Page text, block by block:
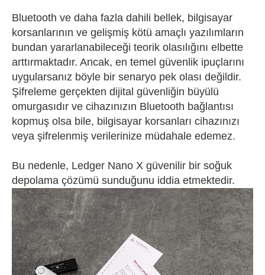
Bluetooth ve daha fazla dahili bellek, bilgisayar
korsanlarının ve gelişmiş kötü amaçlı yazılımların
bundan yararlanabileceği teorik olasılığını elbette
arttırmaktadır. Ancak, en temel güvenlik ipuçlarını
uygularsanız böyle bir senaryo pek olası değildir.
Şifreleme gerçekten dijital güvenliğin büyülü
omurgasıdır ve cihazınızın Bluetooth bağlantısı
kopmuş olsa bile, bilgisayar korsanları cihazınızı
veya şifrelenmiş verilerinize müdahale edemez.
Bu nedenle, Ledger Nano X güvenilir bir soğuk
depolama çözümü sunduğunu iddia etmektedir.